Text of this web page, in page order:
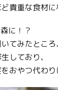
貴重な食材
に！？
てみたところ、
しており、
おやつ代わり